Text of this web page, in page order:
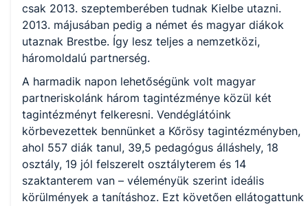
csak 2013. szeptemberében tudnak Kielbe utazni.
2013. májusában pedig a német és magyar diákok
utaznak Brestbe. Így lesz teljes a nemzetközi,
háromoldalú partnerség.
A harmadik napon lehetőségünk volt magyar
partneriskolánk három tagintézménye közül két
tagintézményt felkeresni. Vendéglátóink
körbevezettek bennünket a Kőrösy tagintézményben,
ahol 557 diák tanul, 39,5 pedagógus álláshely, 18
osztály, 19 jól felszerelt osztályterem és 14
szaktanterem van – véleményük szerint ideális
körülmények a tanításhoz. Ezt követően ellátogattunk